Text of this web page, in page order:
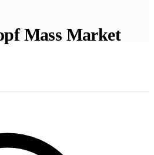
Mass Market